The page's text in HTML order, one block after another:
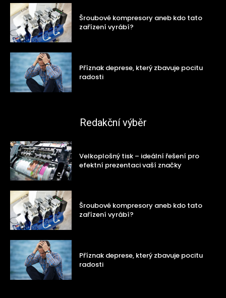
Šroubové kompresory aneb kdo tato
zařízení vyrábí?
Příznak deprese, který zbavuje pocitu
radosti
Redakční výběr
Velkoplošný tisk – ideální řešení pro
efektní prezentaci vaší značky
Šroubové kompresory aneb kdo tato
zařízení vyrábí?
Příznak deprese, který zbavuje pocitu
radosti